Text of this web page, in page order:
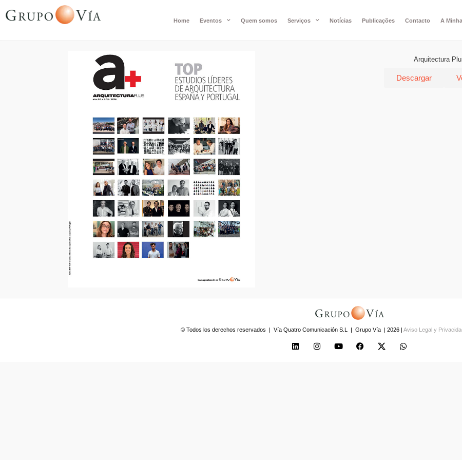
Home Eventos Quem somos Serviços Notícias Publicações Contacto A
Arquitectura
Descargar
© Todos los derechos reservados | Vía Quatro Comunicación S.L | Grupo Vía | 2026 | Aviso Legal y